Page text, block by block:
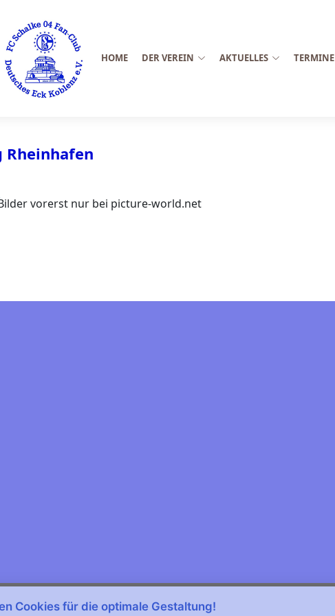
HOME DER VEREIN AKTUELLES TERMINE
Rheinhafen
nur bei picture-world.net
© 2023 schalke-koblenz.de powered by floeck-webdesign.de
Cookies für die optimale Gestaltung!